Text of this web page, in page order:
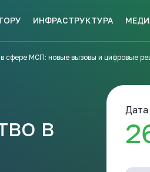
ИНФРАСТРУКТУРА
сфере МСП: новые вызовы и цифровые
в
НАВИГАТОР
СТАТЬИ И